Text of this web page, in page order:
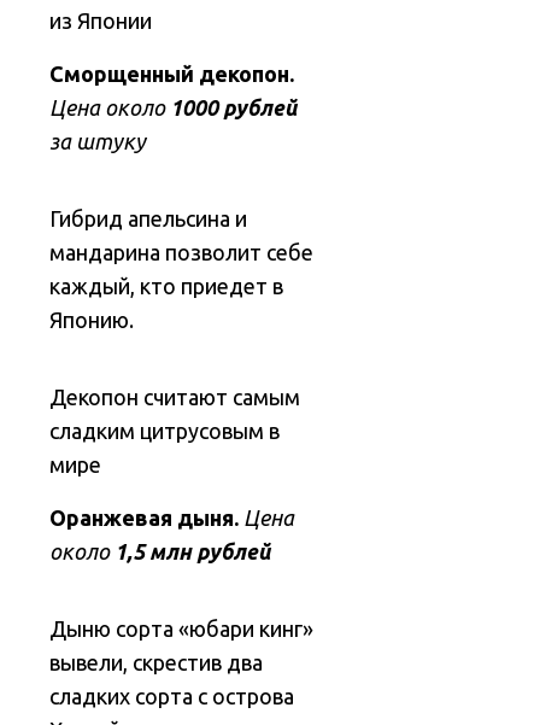
из Японии
Сморщенный декопон.
Цена около 1000 рублей
за штуку
Гибрид апельсина и
мандарина позволит себе
каждый, кто приедет в
Японию.
Декопон считают самым
сладким цитрусовым в
мире
Оранжевая дыня. Цена
около 1,5 млн рублей
Дыню сорта «юбари кинг»
вывели, скрестив два
сладких сорта с острова